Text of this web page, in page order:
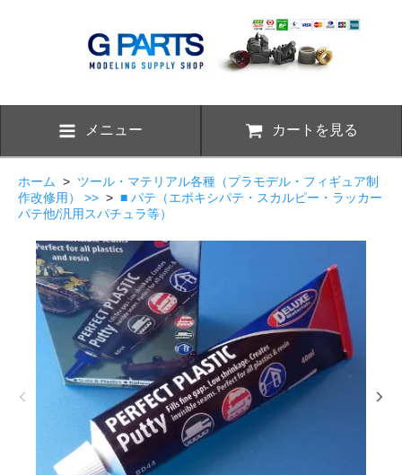
メニュー カートを見る
ホーム > ツール・マテリアル各種（プラモデル・フィギュア制
作改修用） >> > ■ パテ（エポキシパテ・スカルピー・ラッカー
パテ他/汎用スパチュラ等）